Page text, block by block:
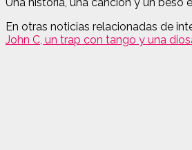
En otras noticias relacionadas de
John C, un trap con tango y una